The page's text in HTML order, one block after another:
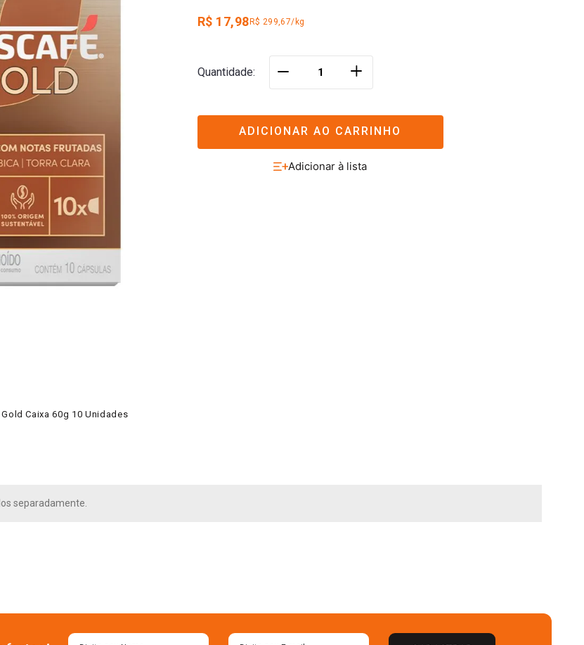
R$ 17,98R$ 299,67/kg
Quantidade ＋
ADICIONAR AO CARRINHO
Caixa 60g 10 Unidades
separadamente.